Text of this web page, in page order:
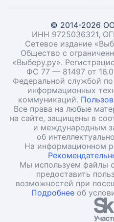
© 2014-2026
ИНН 9725036321,
Сетевое издание
Общество с
«Выберу.ру».
ФС 77 — 81497 от
Федеральной службой
информационных
коммуникаций.
Все права на любые
на сайте, защищены в
и международным
об
На информационном
Мы используем файлы
предоставить
возможностей при
Подробнее об